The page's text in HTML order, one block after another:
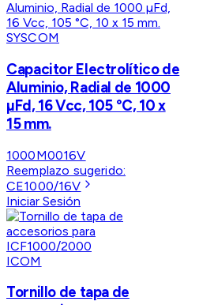
SYSCOM
Capacitor Electrolítico de
Aluminio, Radial de 1000
µFd, 16 Vcc, 105 °C, 10 x
15 mm.
1000M0016V
Reemplazo sugerido:
CE1000/16V
Iniciar Sesión
ICOM
Tornillo de tapa de